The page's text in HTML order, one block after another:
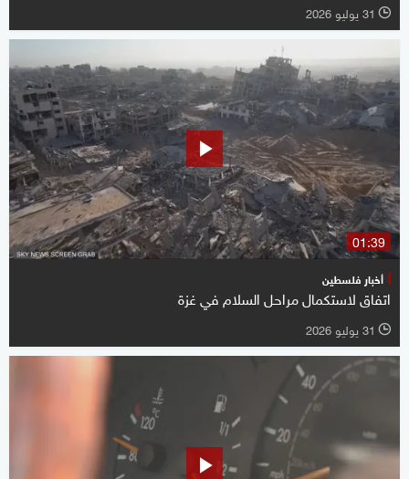
l 31 يوليو 2026
01:39
أخبار فلسطين
اتفاق لاستكمال مراحل السلام في غزة
l 31 يوليو 2026